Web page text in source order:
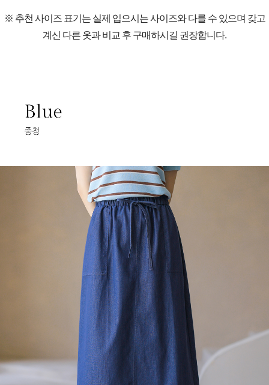
※ 추천 사이즈 표기는 실제 입으시는 사이즈와 다를 수 있으며 갖고
계신 다른 옷과 비교 후 구매하시길 권장합니다.